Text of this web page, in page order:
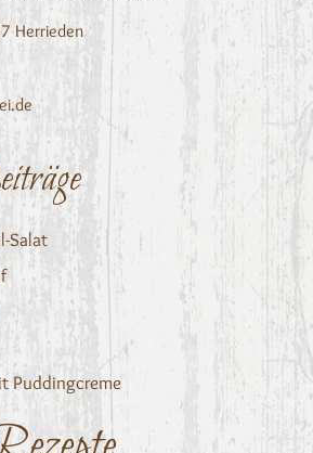
Herrieden
Salat
Puddingcreme